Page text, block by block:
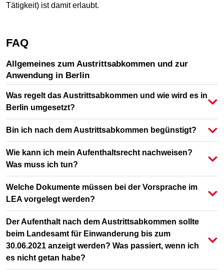
Tätigkeit) ist damit erlaubt.
FAQ
Allgemeines zum Austrittsabkommen und zur
Anwendung in Berlin
Was regelt das Austrittsabkommen und wie wird es in
Berlin umgesetzt?
Bin ich nach dem Austrittsabkommen begünstigt?
Wie kann ich mein Aufenthaltsrecht nachweisen?
Was muss ich tun?
Welche Dokumente müssen bei der Vorsprache im
LEA vorgelegt werden?
Der Aufenthalt nach dem Austrittsabkommen sollte
beim Landesamt für Einwanderung bis zum
30.06.2021 anzeigt werden? Was passiert, wenn ich
es nicht getan habe?